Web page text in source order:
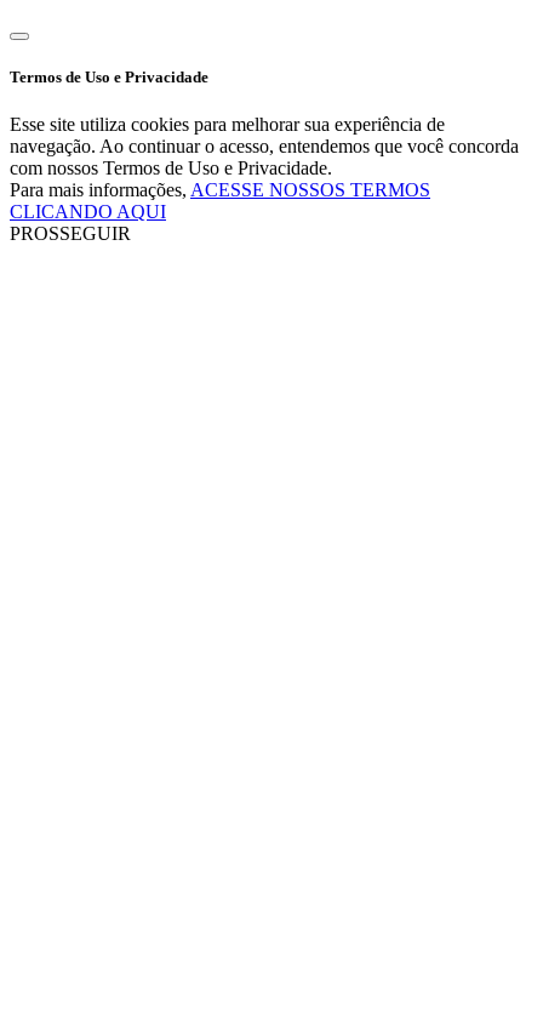
Termos de Uso e Privacidade
Esse site utiliza cookies para melhorar sua experiência de
navegação. Ao continuar o acesso, entendemos que você concorda
com nossos Termos de Uso e Privacidade.
Para mais informações, ACESSE NOSSOS TERMOS
CLICANDO AQUI
PROSSEGUIR